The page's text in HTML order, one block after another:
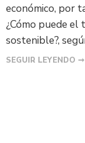
económico, por
¿Cómo puede el
sostenible?,
SEGUIR LEYENDO ➞